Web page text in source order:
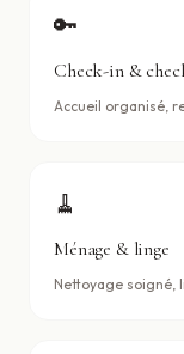
🔑
Check-in &
Accueil organisé,
🧹
Ménage & linge
Nettoyage soigné,